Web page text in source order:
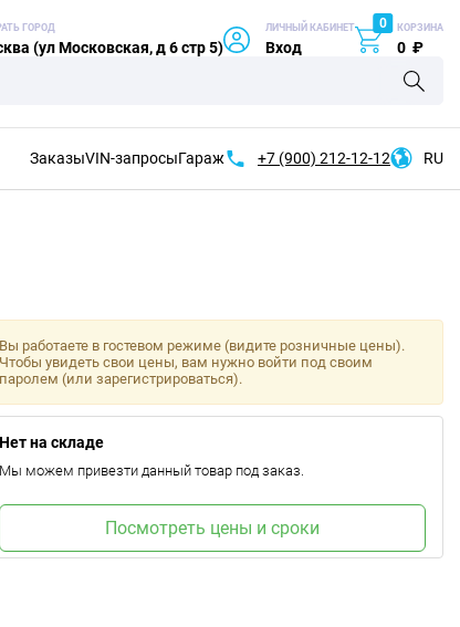
ГОРОД
(ул Московская, д 6 стр 5)
ЛИЧНЫЙ КАБИНЕТ
Вход
0 КОРЗИНА
0 ₽
ЗаказыVIN-запросыГараж +7 (900) 212-12-12 RU
Вы работаете в гостевом режиме (видите розничные цены).
Чтобы увидеть свои цены, вам нужно войти под своим
паролем (или зарегистрироваться).
Нет на складе
Мы можем привезти данный товар под заказ.
Посмотреть цены и сроки